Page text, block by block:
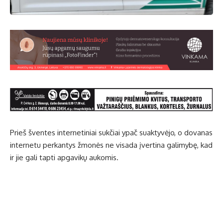
Prieš šventes internetiniai sukčiai ypač suaktyvėjo, o dovanas
internetu perkantys žmonės ne visada įvertina galimybę, kad
ir jie gali tapti apgavikų aukomis.